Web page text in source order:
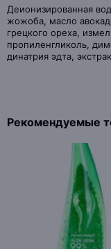
Деионизированная
жожоба, масло
грецкого ореха,
пропиленгликоль,
динатрия эдта,
Рекомендуемые